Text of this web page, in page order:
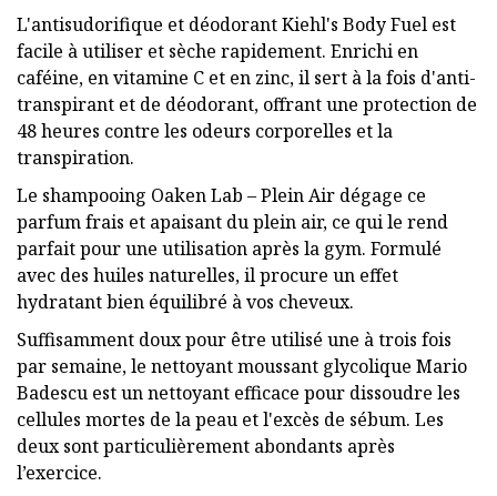
L'antisudorifique et déodorant Kiehl's Body Fuel est
facile à utiliser et sèche rapidement. Enrichi en
caféine, en vitamine C et en zinc, il sert à la fois d'anti-
transpirant et de déodorant, offrant une protection de
48 heures contre les odeurs corporelles et la
transpiration.
Le shampooing Oaken Lab – Plein Air dégage ce
parfum frais et apaisant du plein air, ce qui le rend
parfait pour une utilisation après la gym. Formulé
avec des huiles naturelles, il procure un effet
hydratant bien équilibré à vos cheveux.
Suffisamment doux pour être utilisé une à trois fois
par semaine, le nettoyant moussant glycolique Mario
Badescu est un nettoyant efficace pour dissoudre les
cellules mortes de la peau et l'excès de sébum. Les
deux sont particulièrement abondants après
l’exercice.